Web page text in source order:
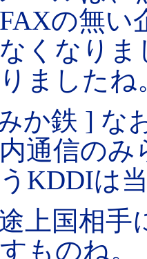
の無い
くなり
ましたね
か鉄 ] な
通信の
KDDIは
上国相手
ものね。